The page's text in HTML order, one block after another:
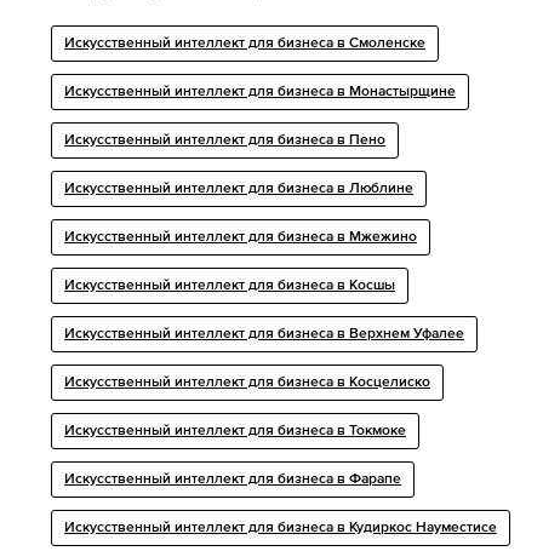
Искусственный интеллект для бизнеса в Смоленске
Искусственный интеллект для бизнеса в Монастырщине
Искусственный интеллект для бизнеса в Пено
Искусственный интеллект для бизнеса в Люблине
Искусственный интеллект для бизнеса в Мжежино
Искусственный интеллект для бизнеса в Косшы
Искусственный интеллект для бизнеса в Верхнем Уфалее
Искусственный интеллект для бизнеса в Косцелиско
Искусственный интеллект для бизнеса в Токмоке
Искусственный интеллект для бизнеса в Фарапе
Искусственный интеллект для бизнеса в Кудиркос Науместисе